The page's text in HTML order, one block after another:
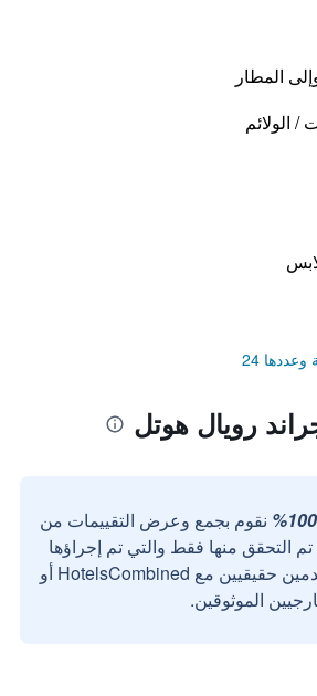
المطار
/ الولائم
24
رويال هوتل
نقوم بجمع وعرض التقييمات من
التحقق منها فقط والتي تم إجراؤها
بواسطة مستخدمين حقيقيين مع HotelsCombined أو
الموثوقين.